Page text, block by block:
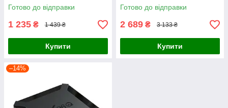
Готово до відправки
1 235 ₴ 1 439 ₴
Купити
Готово до відправки
2 689 ₴ 3 133 ₴
Купити
–14%